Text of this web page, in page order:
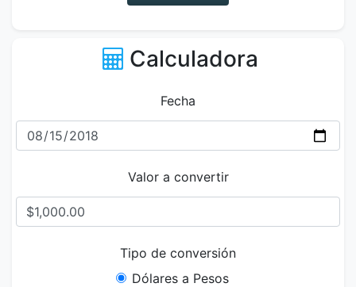
Calculadora
Fecha
Valor a convertir
Tipo de conversión
Dólares a Pesos